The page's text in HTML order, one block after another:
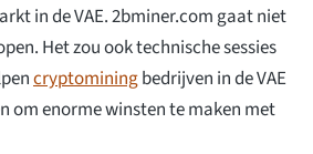
in de VAE. 2bminer.com gaat niet
Het zou ook technische sessies
cryptominingbedrijven in de VAE
om enorme winsten te maken met